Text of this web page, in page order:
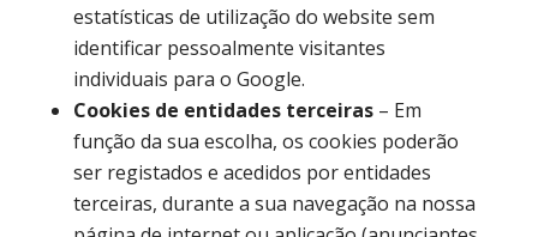
estatísticas de utilização do website sem
identificar pessoalmente visitantes
individuais para o Google.
Cookies de entidades terceiras– Em
função da sua escolha, os cookies poderão
ser registados e acedidos por entidades
terceiras, durante a sua navegação na nossa